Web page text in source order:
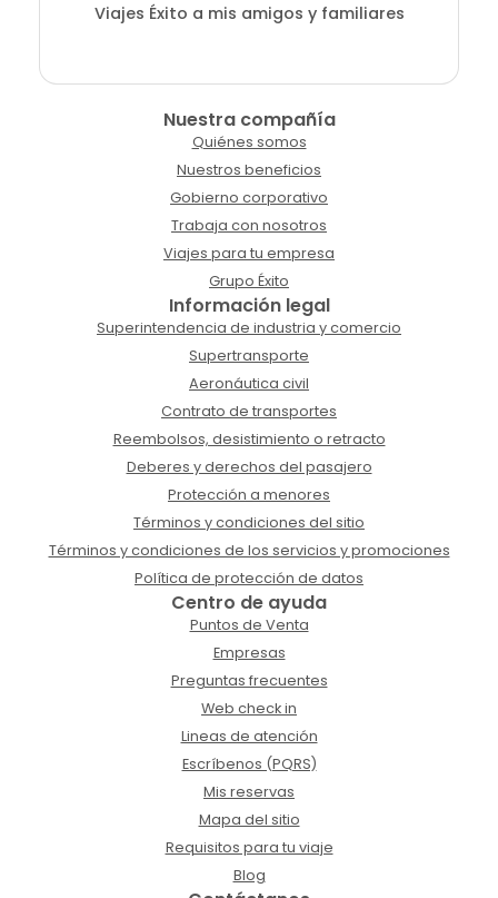
Viajes Éxito a mis amigos y familiares
Nuestra compañía
Quiénes somos
Nuestros beneficios
Gobierno corporativo
Trabaja con nosotros
Viajes para tu empresa
Grupo Éxito
Información legal
Superintendencia de industria y comercio
Supertransporte
Aeronáutica civil
Contrato de transportes
Reembolsos, desistimiento o retracto
Deberes y derechos del pasajero
Protección a menores
Términos y condiciones del sitio
Términos y condiciones de los servicios y promociones
Política de protección de datos
Centro de ayuda
Puntos de Venta
Empresas
Preguntas frecuentes
Web check in
Lineas de atención
Escríbenos (PQRS)
Mis reservas
Mapa del sitio
Requisitos para tu viaje
Blog